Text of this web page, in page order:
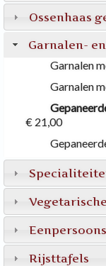
Ossenhaas
Garnalen-
Garnalen
Garnalen
€ 21,00
Rijsttafels